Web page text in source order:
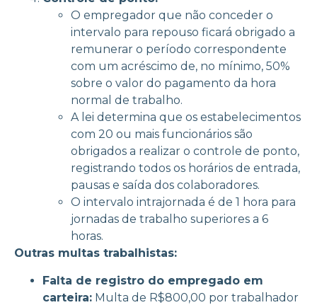
O empregador que não conceder o
intervalo para repouso ficará obrigado a
remunerar o período correspondente
com um acréscimo de, no mínimo, 50%
sobre o valor do pagamento da hora
normal de trabalho.
A lei determina que os estabelecimentos
com 20 ou mais funcionários são
obrigados a realizar o controle de ponto,
registrando todos os horários de entrada,
pausas e saída dos colaboradores.
O intervalo intrajornada é de 1 hora para
jornadas de trabalho superiores a 6
horas.
Outras multas trabalhistas:
Falta de registro do empregado em
carteira: Multa de R$800,00 por trabalhador